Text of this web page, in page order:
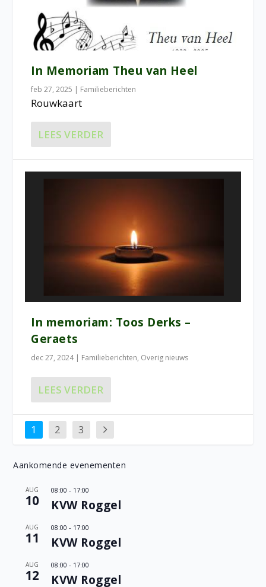
In Memoriam Theu van Heel
feb 27, 2025 | Familieberichten
Rouwkaart
LEES VERDER
In memoriam: Toos Derks –
Geraets
dec 27, 2024| Familieberichten, Overig nieuws
LEES VERDER
1 2 3
Aankomende evenementen
AUG
10
08:00 - 17:00
KVW Roggel
AUG
11
08:00 - 17:00
KVW Roggel
AUG
12
08:00 - 17:00
KVW Roggel